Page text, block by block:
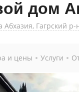
дом
Абхазия, Гагрский
и цены Услуги